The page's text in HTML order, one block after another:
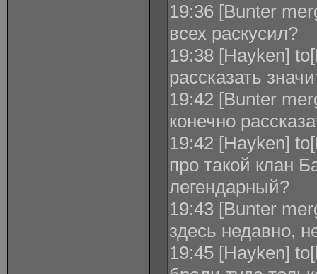
19:36 [Bunter
всех раскусил?
19:38 [Hayken]
рассказать
19:42 [Bunter
конечно
19:42 [Hayken]
про такой клан
легендарный?
19:43 [Bunter
здесь недавно,
19:45 [Hayken]